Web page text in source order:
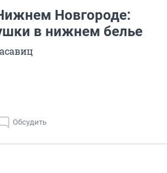
Новгороде:
в нижнем белье
Обсудить